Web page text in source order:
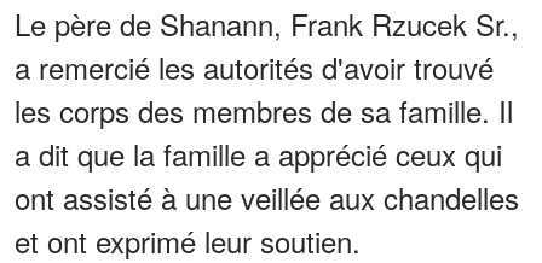
Le père de Shanann, Frank Rzucek Sr.,
a remercié les autorités d'avoir trouvé
les corps des membres de sa famille. Il
a dit que la famille a apprécié ceux qui
ont assisté à une veillée aux chandelles
et ont exprimé leur soutien.